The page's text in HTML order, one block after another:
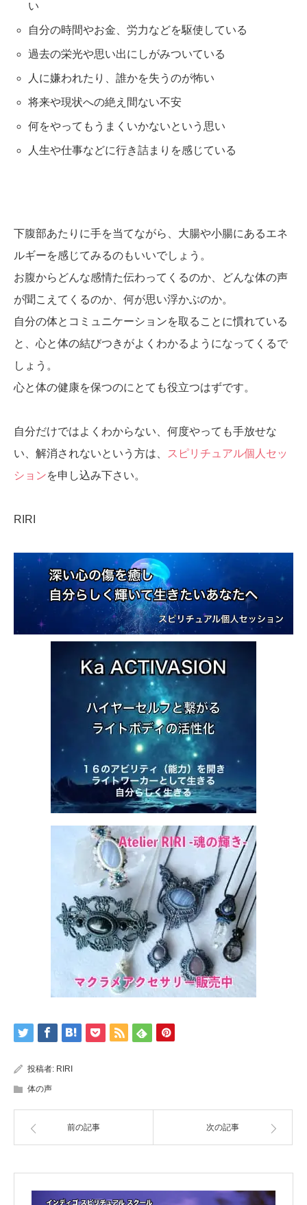
い
自分の時間やお金、労力などを駆使している
過去の栄光や思い出にしがみついている
人に嫌われたり、誰かを失うのが怖い
将来や現状への絶え間ない不安
何をやってもうまくいかないという思い
人生や仕事などに行き詰まりを感じている
下腹部あたりに手を当てながら、大腸や小腸にあるエネ
ルギーを感じてみるのもいいでしょう。
お腹からどんな感情た伝わってくるのか、どんな体の声
が聞こえてくるのか、何が思い浮かぶのか。
自分の体とコミュニケーションを取ることに慣れている
と、心と体の結びつきがよくわかるようになってくるで
しょう。
心と体の健康を保つのにとても役立つはずです。
自分だけではよくわからない、何度やっても手放せな
い、解消されないという方は、
スピリチュアル個人セッ
ションを申し込み下さい。
RIRI
投稿者: RIRI
体の声
前の記事 次の記事